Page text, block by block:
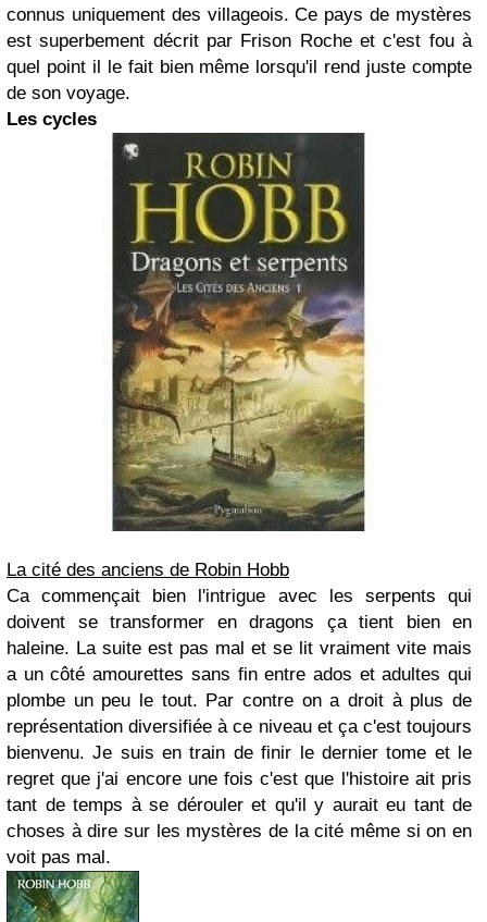
connus uniquement des villageois. Ce pays de mystères
est superbement décrit par Frison Roche et c'est fou à
quel point il le fait bien même lorsqu'il rend juste compte
de son voyage.
Les cycles
La cité des anciens de Robin Hobb
Ca commençait bien l'intrigue avec les serpents qui
doivent se transformer en dragons ça tient bien en
haleine. La suite est pas mal et se lit vraiment vite mais
a un côté amourettes sans fin entre ados et adultes qui
plombe un peu le tout. Par contre on a droit à plus de
représentation diversifiée à ce niveau et ça c'est toujours
bienvenu. Je suis en train de finir le dernier tome et le
regret que j'ai encore une fois c'est que l'histoire ait pris
tant de temps à se dérouler et qu'il y aurait eu tant de
choses à dire sur les mystères de la cité même si on en
voit pas mal.